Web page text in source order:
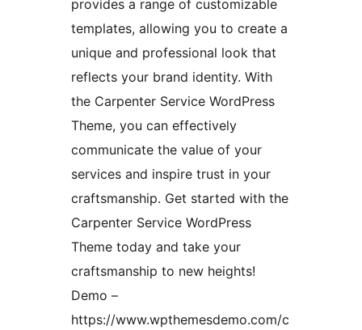
provides a range of customizable
templates, allowing you to create a
unique and professional look that
reflects your brand identity. With
the Carpenter Service WordPress
Theme, you can effectively
communicate the value of your
services and inspire trust in your
craftsmanship. Get started with the
Carpenter Service WordPress
Theme today and take your
craftsmanship to new heights!
Demo –
https://www.wpthemesdemo.com/c